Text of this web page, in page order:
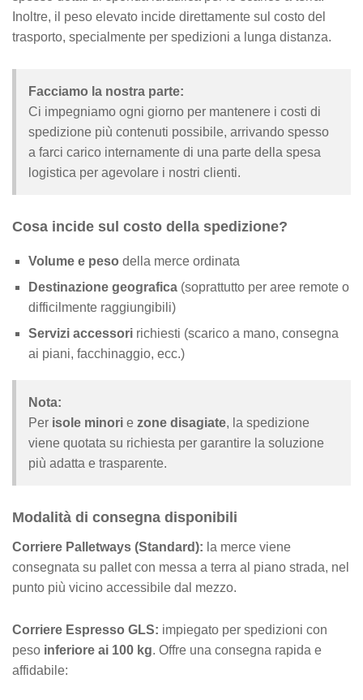
Inoltre, il peso elevato incide direttamente sul costo del
trasporto, specialmente per spedizioni a lunga distanza.
Facciamo la nostra parte:
Ci impegniamo ogni giorno per mantenere i costi di
spedizione più contenuti possibile, arrivando spesso
a farci carico internamente di una parte della spesa
logistica per agevolare i nostri clienti.
Cosa incide sul costo della spedizione?
Volume e peso della merce ordinata
Destinazione geografica (soprattutto per aree remote o
difficilmente raggiungibili)
Servizi accessori richiesti (scarico a mano, consegna
ai piani, facchinaggio, ecc.)
Nota:
Per isole minori e zone disagiate, la spedizione
viene quotata su richiesta per garantire la soluzione
più adatta e trasparente.
Modalità di consegna disponibili
Corriere Palletways (Standard): la merce viene
consegnata su pallet con messa a terra al piano strada, nel
punto più vicino accessibile dal mezzo.
Corriere Espresso GLS: impiegato per spedizioni con
peso inferiore ai 100 kg. Offre una consegna rapida e
affidabile: